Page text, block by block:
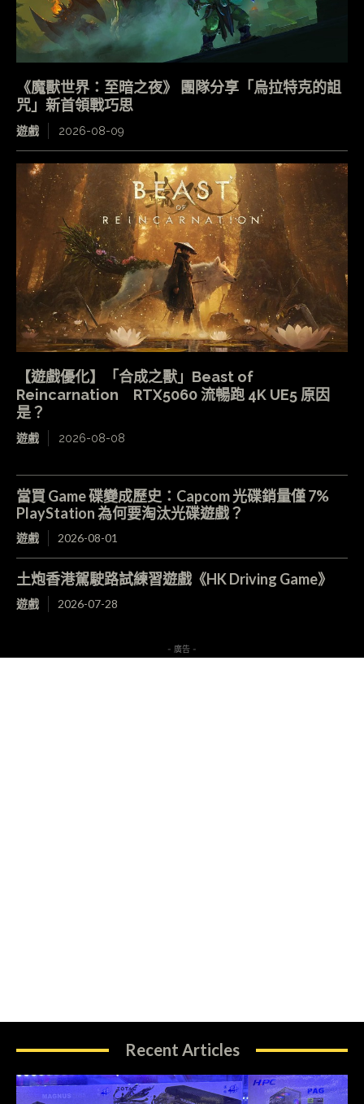
《魔獸世界：至暗之夜》 團隊分享「烏拉特克的詛
咒」新首領戰巧思
遊戲 2026-08-09
【遊戲優化】「合成之獸」Beast of
Reincarnation RTX5060 流暢跑 4K UE5 原因
是？
遊戲 2026-08-08
當買 Game 碟變成歷史：Capcom 光碟銷量僅 7%
PlayStation 為何要淘汰光碟遊戲？
遊戲 2026-08-01
土炮香港駕駛路試練習遊戲《HK Driving Game》
遊戲 2026-07-28
- 廣告 -
Recent Articles